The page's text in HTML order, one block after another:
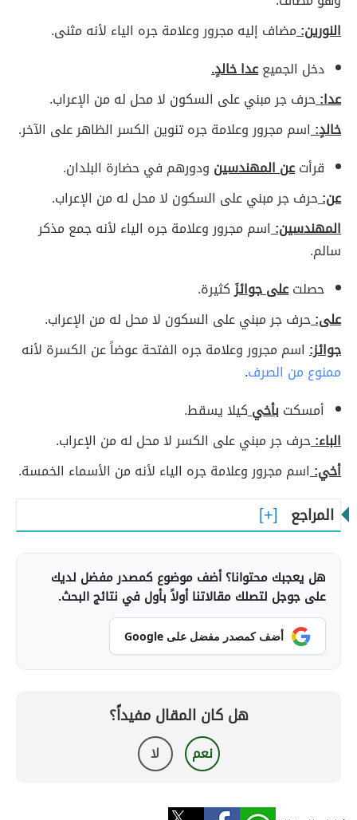
النورين:مضاف إليه مجرور وعلامة جره الياء لأنه مثنى.
دخل الجميععدا خالدٍ.
عدا:حرف جر مبني على السكون لا محل له من الإعراب.
خالدٍ:اسم مجرور وعلامة جره تنوين الكسر الظاهر على الآخر.
قرأتعن المهندسين ودورهم في حضارة البلدان.
عن:حرف جر مبني على السكون لا محل له من الإعراب.
المهندسين:اسم مجرور وعلامة جره الياء لأنه جمع مذكر
سالم.
حصلتعلى جوائزَكثيرة.
على:حرف جر مبني على السكون لا محل له من الإعراب.
جوائز: اسم مجرور وعلامة جره الفتحة عوضاً عن الكسرة لأنه
ممنوع من الصرف.
أمسكتبأخيكيلا يسقط.
الباء:حرف جر مبني على الكسر لا محل له من الإعراب.
أخي:اسم مجرور وعلامة جره الياء لأنه من الأسماء الخمسة.
المراجع
هل يعجبك محتوانا؟ أضف موضوع كمصدر مفضل لديك
على جوجل لتصلك مقالاتنا أولاً بأول في نتائج البحث.
أضف كمصدر مفضل على Google
هل كان المقال مفيداً؟
نعم لا